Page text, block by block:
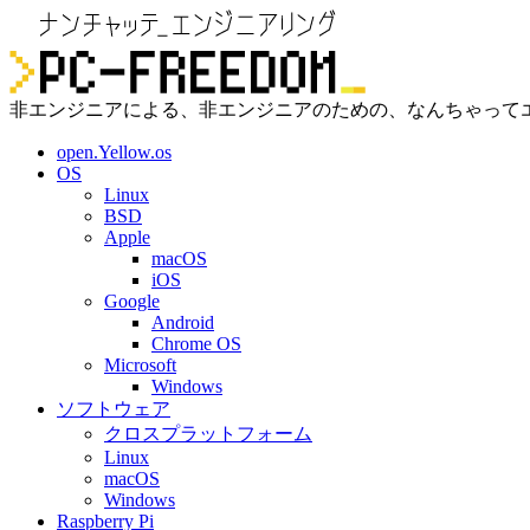
非エンジニアによる、非エンジニアのための、なんちゃって
open.Yellow.os
OS
Linux
BSD
Apple
macOS
iOS
Google
Android
Chrome OS
Microsoft
Windows
ソフトウェア
クロスプラットフォーム
Linux
macOS
Windows
Raspberry Pi